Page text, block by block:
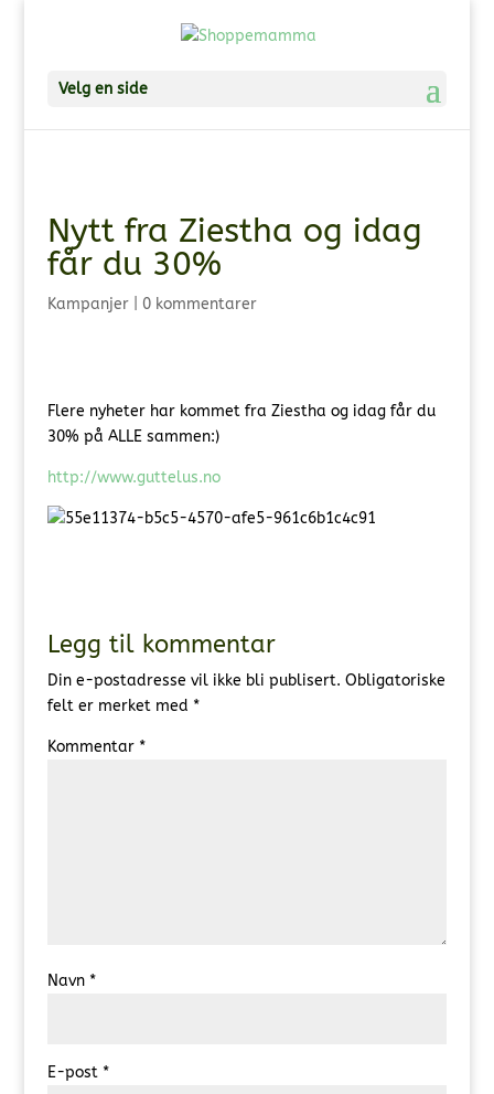
Velg en side
Nytt fra Ziestha og idag
får du 30%
Kampanjer| 0 kommentarer
Flere nyheter har kommet fra Ziestha og idag får du
30% på ALLE sammen:)
http://www.guttelus.no
Legg til kommentar
Din e-postadresse vil ikke bli publisert. Obligatoriske
felt er merket med *
Kommentar *
Navn *
E-post *